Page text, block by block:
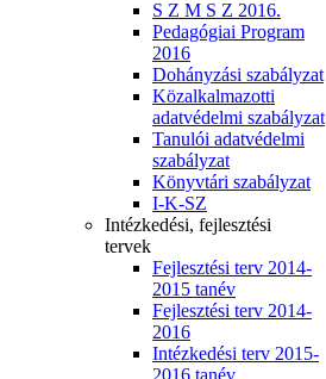
S Z M S Z 2016.
Pedagógiai Program
2016
Dohányzási szabályzat
Közalkalmazotti
adatvédelmi szabályzat
Tanulói adatvédelmi
szabályzat
Könyvtári szabályzat
I-K-SZ
Intézkedési, fejlesztési
tervek
Fejlesztési terv 2014-
2015 tanév
Fejlesztési terv 2014-
2016
Intézkedési terv 2015-